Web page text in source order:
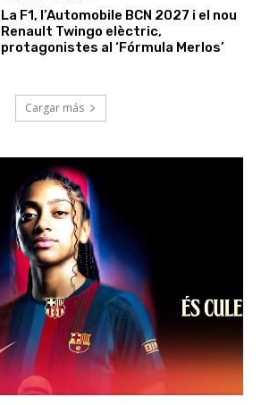
La F1, l’Automobile BCN 2027 i el nou
Renault Twingo elèctric,
protagonistes al ‘Fórmula Merlos’
Cargar más